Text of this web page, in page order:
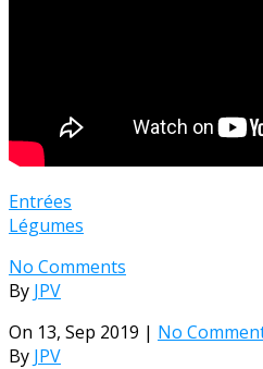
Entrées
Légumes
No Comments
By JPV
On 13, Sep 2019 | No
By JPV